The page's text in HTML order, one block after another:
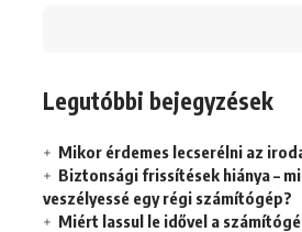
Legutóbbi bejegyzések
Mikor érdemes lecserélni az
Biztonsági frissítések hiánya –
veszélyessé egy régi számítógép?
Miért lassul le idővel a